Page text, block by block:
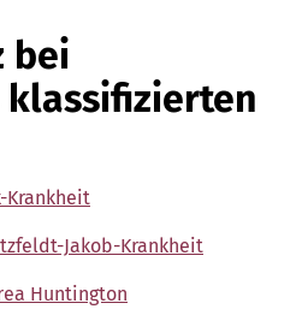
bei
Krankheit
Jakob-Krankheit
Huntington